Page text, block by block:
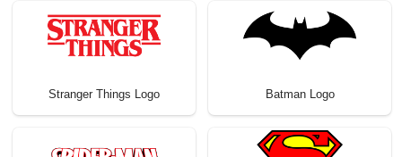
Stranger Things Logo Batman Logo